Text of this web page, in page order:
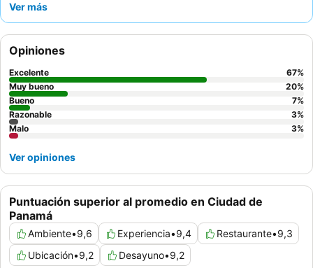
internacionales. Los huéspedes elogian constantemente al
Para aquellos que buscan vistas impresionantes, se recomienda
solicitar una habitación en un
espectaculares de la ciudad
Ver más
Puntuación superior al promedio en Ciudad de
Panamá
Ambiente•9,6 Experiencia•9,4 Restaurante•9,3
Ubicación•9,2 Desayuno•9,2
Opiniones
Excelente 67%
Muy bueno
20%
Bueno
7%
Razonable
3%
Malo
3%
Ver opiniones